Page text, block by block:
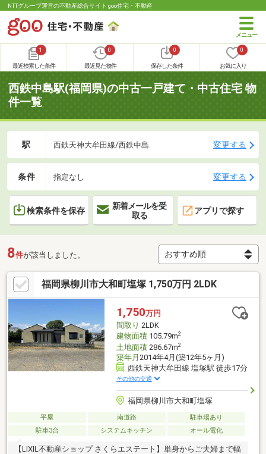
NTTグループ運営の不動産総合サイト goo住宅・不動産
1
最近検索した条件
0
最近見た物件
0
保存した条件
0
お気に入り
西鉄中島駅(福岡県)の中古一戸建て・中古住宅 物
件一覧
駅 西鉄天神大牟田線/西鉄中島 変更する
条件 指定なし 変更する
検索条件を保存
新着メールを受
取る
アプリで探す
8件が該当しました。
福岡県柳川市大和町塩塚 1,750万円 2LDK
1,750万円
間取り 2LDK
建物面積105.79m2
土地面積286.67m2
築年月 2014年4月(築12年5ヶ月)
西鉄天神大牟田線 塩塚駅 徒歩17分
その他の交通
福岡県柳川市大和町塩塚
平屋 南道路
駐車場あり
駐車3台
システムキッチン オール電化
【LIXIL不動産ショップ さくらエステート】単身からご夫婦まで幅